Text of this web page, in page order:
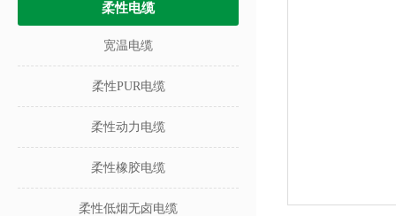
柔性电缆
宽温电缆
柔性PUR电缆
柔性动力电缆
柔性橡胶电缆
柔性低烟无卤电缆